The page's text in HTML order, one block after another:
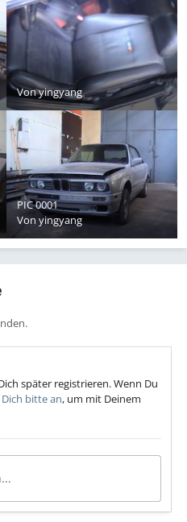
Vonyingyang
PIC 0001
Von yingyang
später registrieren. Wenn Du
bitte an, um mit Deinem